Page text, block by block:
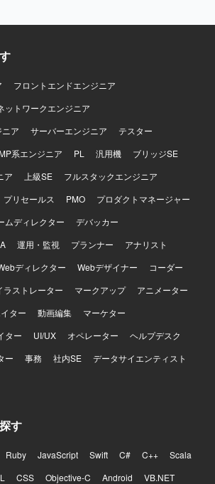
フロントエンドエンジニア
ットワークエンジニア
ア
サーバーエンジニア
テスター
系エンジニア PL 汎用機
ブリッジSE
ア 上級SE
フルスタックエンジニア
プリセールス PMO
プロダクトマネージャー
ムディレクター
デバッカー
運用・監視 プランナー
アナリスト
ディレクター Webデザイナー
コーダー
ラストレーター マークアップ
アニメーター
ター 動画編集
マーケター
ター UI/UX オペレーター
ヘルプデスク
ー 事務 社内SE
データサイエンティスト
す
Ruby JavaScript Swift C# C++
Scala
CSS Objective-C Android
VB.NET